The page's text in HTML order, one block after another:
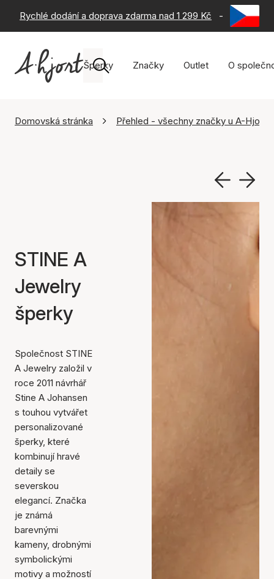
Rychlé dodání a doprava zdarma nad 1 299 Kč - 60 dní
Šperky Značky Outlet O
Domovská stránka Přehled - všechny značky u A-Hjort
STINE A
Jewelry
šperky
Společnost STINE
A Jewelry založil v
roce 2011 návrhář
Stine A Johansen
s touhou vytvářet
personalizované
šperky, které
kombinují hravé
detaily se
severskou
elegancí. Značka
je známá
barevnými
kameny, drobnými
symbolickými
motivy a možností